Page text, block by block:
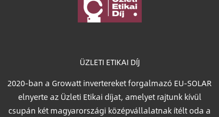
ÜZLETI ETIKAI DÍJ
2020-ban a Growatt invertereket forgalmazó EU-SOLAR
elnyerte az Üzleti Etikai díjat, amelyet rajtunk kívül
csupán két magyarországi középvállalatnak ítélt oda a